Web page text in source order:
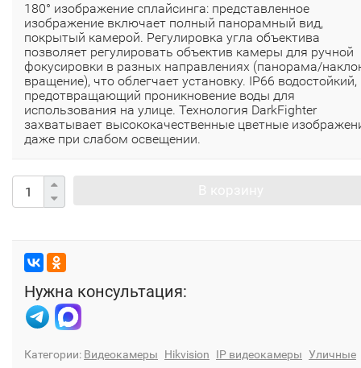
180° изображение сплайсинга: представленное
изображение включает полный панорамный вид,
покрытый камерой. Регулировка угла объектива
позволяет регулировать объектив камеры для ручной
фокусировки в разных направлениях (панорама/
вращение), что облегчает установку. IP66 водостойкий,
предотвращающий проникновение воды для
использования на улице. Технология DarkFighter
захватывает высококачественные цветные
даже при слабом освещении.
Нужна консультация:
Категории: Видеокамеры Hikvision IP видеокамеры Уличные